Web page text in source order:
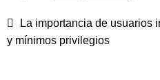
Navegación
Anterior:
La importancia de usuarios
y mínimos privilegios